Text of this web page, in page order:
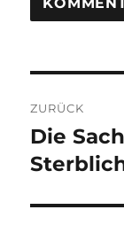
ZURÜCK
Vorheriger
Beitrag:
Die